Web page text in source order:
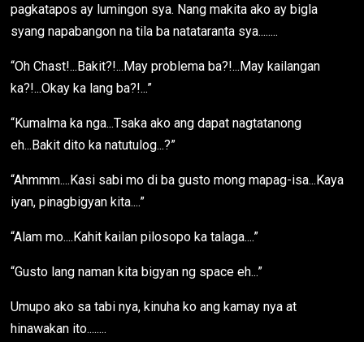
pagkatapos ay lumingon sya. Nang makita ako ay bigla
syang napabangon na tila ba natataranta sya........
“Oh Chast!...Bakit?!...May problema ba?!...May kailangan
ka?!...Okay ka lang ba?!...”
“Kumalma ka nga...Tsaka ako ang dapat nagtatanong
eh...Bakit dito ka natutulog...?”
“Ahmmm....Kasi sabi mo di ba gusto mong mapag-isa...Kaya
iyan, pinagbigyan kita....”
“Alam mo....Kahit kailan pilosopo ka talaga....”
“Gusto lang naman kita bigyan ng space eh...”
Umupo ako sa tabi nya, kinuha ko ang kamay nya at
hinawakan ito........